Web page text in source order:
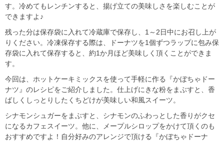
す。冷めてもレンチンすると、揚げ立ての美味しさを楽しむことが
できますよ♪
残った分は保存袋に入れて冷蔵庫で保存し、1～2日中にお召し上が
りください。冷凍保存する際は、ドーナツを1個ずつラップに包み保
存袋に入れて保存すると、約1か月ほど美味しく頂くことができま
す。
今回は、ホットケーキミックスを使って手軽に作る『かぼちゃドー
ナツ』のレシピをご紹介しました。仕上げにきな粉をまぶすと、香
ばしくしっとりしたくちどけが美味しい和風スイーツ。
シナモンシュガーをまぶすと、シナモンのふわっとした香りがクセ
になるカフェスイーツ。他に、メープルシロップをかけて頂くのも
おすすめですよ！自分好みのアレンジで頂ける『かぼちゃドーナ